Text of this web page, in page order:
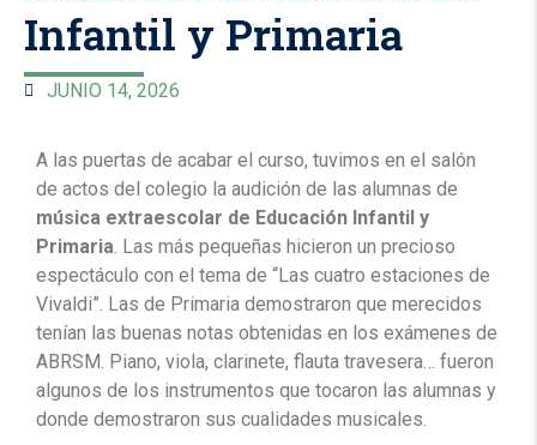
Infantil y Primaria
JUNIO 14, 2026
A las puertas de acabar el curso, tuvimos en el salón
de actos del colegio la audición de las alumnas de
música extraescolar de Educación Infantil y
Primaria. Las más pequeñas hicieron un precioso
espectáculo con el tema de “Las cuatro estaciones de
Vivaldi”. Las de Primaria demostraron que merecidos
tenían las buenas notas obtenidas en los exámenes de
ABRSM. Piano, viola, clarinete, flauta travesera… fueron
algunos de los instrumentos que tocaron las alumnas y
donde demostraron sus cualidades musicales.